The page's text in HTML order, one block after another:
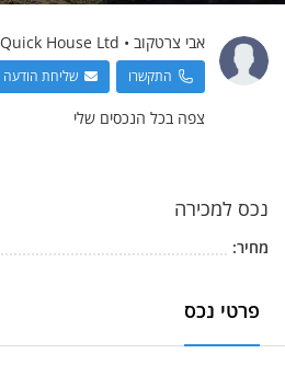
אבי צרטקוב •
Quick House Ltd
התקשרו שליחת הודעה
צפה בכל הנכסים שלי
נכס למכירה
מחיר:
פרטי נכס